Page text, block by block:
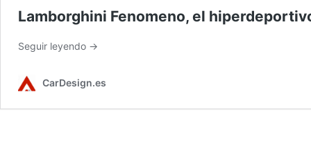
Lamborghini Fenomeno, el
Seguir leyendo →
CarDesign.es